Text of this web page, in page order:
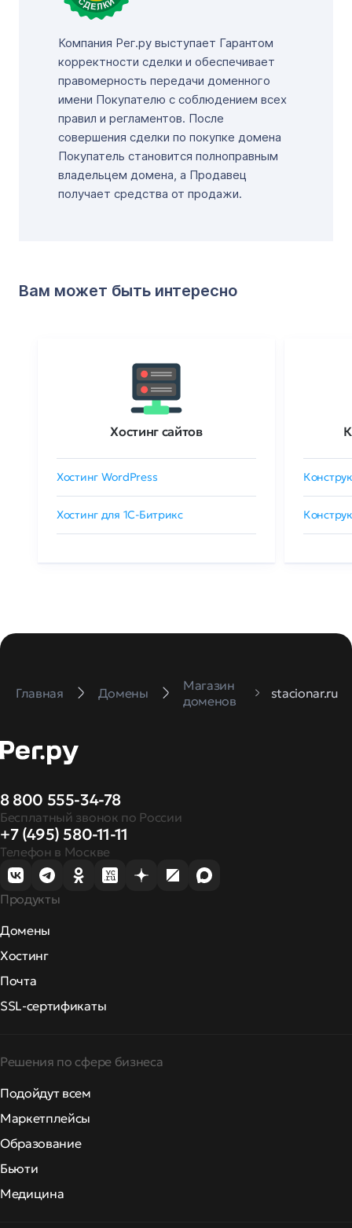
Компания Рег.ру выступает Гарантом
корректности сделки и обеспечивает
правомерность передачи доменного
имени Покупателю с соблюдением всех
правил и регламентов. После
совершения сделки по покупке домена
Покупатель становится полноправным
владельцем домена, а Продавец
получает средства от продажи.
Вам может быть интересно
Хостинг сайтов
Хостинг WordPress
Хостинг для 1C-Битрикс
Главная Домены
Магазин
доменов
stacionar.ru
8 800 555-34-78
Бесплатный звонок по России
+7 (495) 580-11-11
Телефон в Москве
Продукты
Домены
Хостинг
Почта
SSL-сертификаты
Решения по сфере бизнеса
Подойдут всем
Маркетплейсы
Образование
Бьюти
Медицина